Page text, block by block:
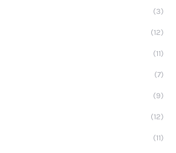
(3)
(12)
(11)
(7)
(9)
(12)
(11)